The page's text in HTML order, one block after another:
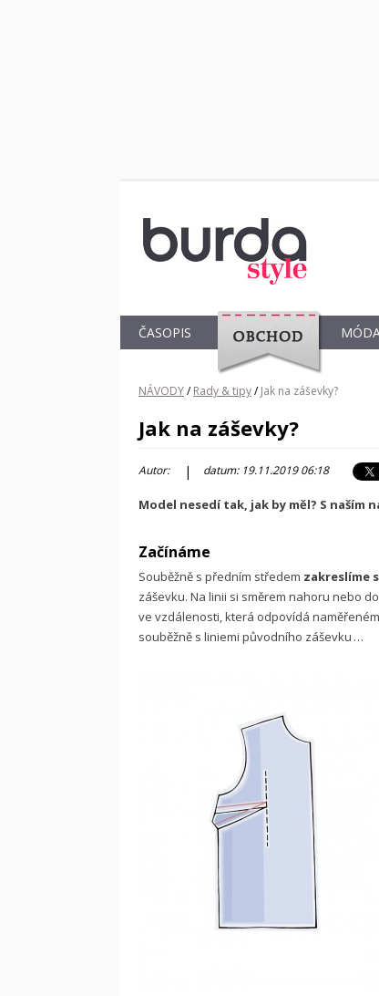
ČASOPIS
OBCHOD
NÁVODY/ Rady & tipy/ Jak na záševky?
Jak na záševky?
Autor: | datum: 19.11.2019 06:18
Model nesedí tak, jak by měl? S
Začínáme
Souběžně s předním středem zakreslíme
záševku. Na linii si směrem nahoru nebo
ve vzdálenosti, která odpovídá
souběžně s liniemi původního záševku …